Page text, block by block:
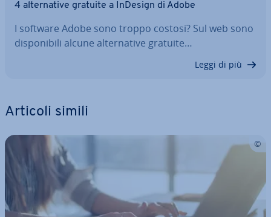
4 al­ter­na­ti­ve gratuite a InDesign di Adobe
I software Adobe sono troppo costosi? Sul web sono
di­spo­ni­bi­li alcune al­ter­na­ti­ve gratuite…
Leggi di più
Articoli simili